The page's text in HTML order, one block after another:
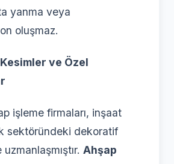
yanma veya
oluşmaz.
ve Özel
işleme firmaları, inşaat
sektöründeki dekoratif
Ahşap